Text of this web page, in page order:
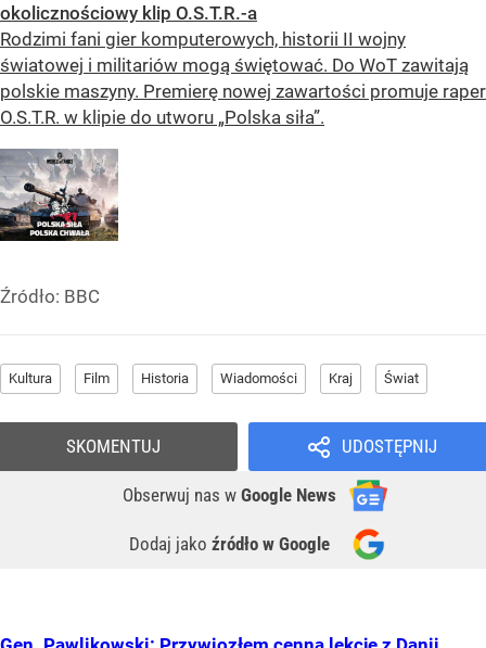
okolicznościowy klip O.S.T.R.-a
Rodzimi fani gier komputerowych, historii II wojny
światowej i militariów mogą świętować. Do WoT zawitają
polskie maszyny. Premierę nowej zawartości promuje raper
O.S.T.R. w klipie do utworu „Polska siła”.
Źródło: BBC
Kultura Film Historia Wiadomości Kraj Świat
UDOSTĘPNIJ
Obserwuj nas w Google News
Dodaj jako źródło w Google
SKOMENTUJ